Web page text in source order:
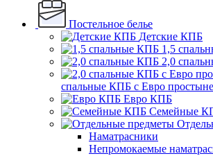
Постельное белье
Детские КПБ
1,5
2,0
спальные КПБ с Евро
Евро КПБ
Семейные
Наматрасники
Непромокаемые